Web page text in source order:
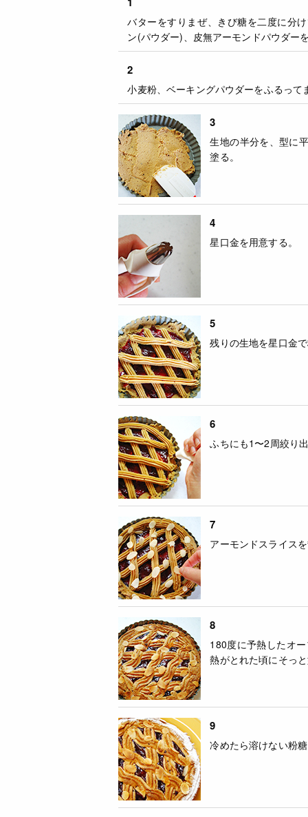
バターをすりまぜ、きび糖を二度に分
ン(パウダー)、皮無アーモンドパウダー
2
小麦粉、ベーキングパウダーをふるって
3
生地の半分を、型に
塗る。
4
星口金を用意する。
5
残りの生地を星口金
6
ふちにも1〜2周絞り
7
アーモンドスライス
8
180度に予熱したオ
熱がとれた頃にそっ
9
冷めたら溶けない粉